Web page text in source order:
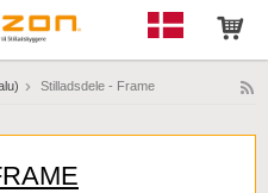
Stilladsdele - Frame